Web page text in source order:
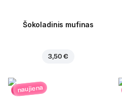
Šokoladinis mufinas
3,50 €
naujiena